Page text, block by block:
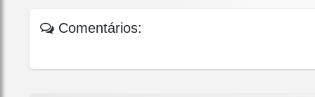
Comentários: